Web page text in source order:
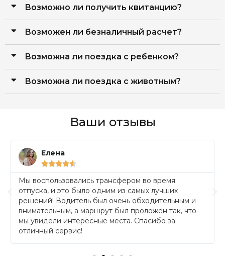
Возможно ли получить квитанцию?
Возможен ли безналичный расчет?
Возможна ли поездка с ребенком?
Возможна ли поездка с животным?
Ваши отзывы
Елена

Мы воспользовались трансфером во время
отпуска, и это было одним из самых лучших
решений! Водитель был очень обходительным и
внимательным, а маршрут был проложен так, что
мы увидели интересные места. Спасибо за
отличный сервис!